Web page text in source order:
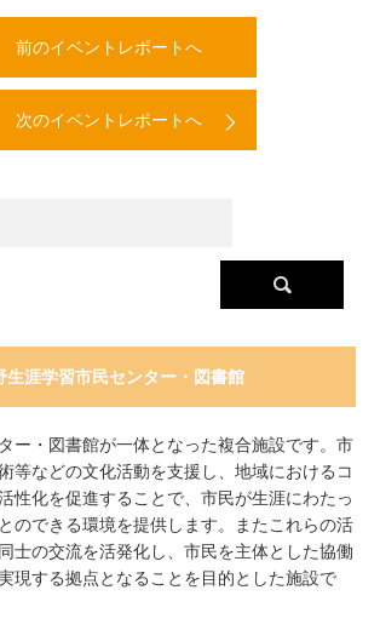
前のイベントレポートへ
次のイベントレポートへ
生涯学習市民センター・図書館
ー・図書館が一体となった複合施設です。市
等などの文化活動を支援し、地域におけるコ
性化を促進することで、市民が生涯にわたっ
のできる環境を提供します。またこれらの活
士の交流を活発化し、市民を主体とした協働
現する拠点となることを目的とした施設で